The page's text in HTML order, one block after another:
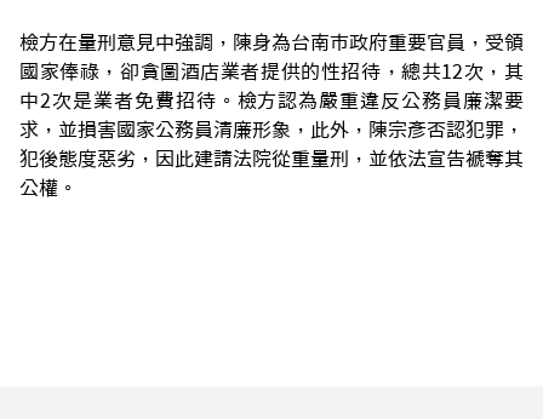
檢方在量刑意見中強調，陳身為台南市政府重要官員，受領
國家俸祿，卻貪圖酒店業者提供的性招待，總共12次，其
中2次是業者免費招待。檢方認為嚴重違反公務員廉潔要
求，並損害國家公務員清廉形象，此外，陳宗彥否認犯罪，
犯後態度惡劣，因此建請法院從重量刑，並依法宣告褫奪其
公權。